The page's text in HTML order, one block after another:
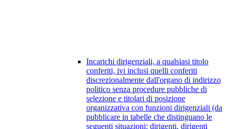
Incarichi dirigenziali, a qualsiasi titolo
conferiti, ivi inclusi quelli conferiti
discrezionalmente dall'organo di indirizzo
politico senza procedure pubbliche di
selezione e titolari di posizione
organizzativa con funzioni dirigenziali (da
pubblicare in tabelle che distinguano le
seguenti situazioni: dirigenti, dirigenti